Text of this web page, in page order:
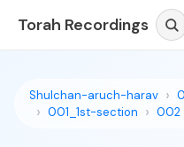
Torah Recordings
Shulchan-aruch-harav
001_1st-section
002